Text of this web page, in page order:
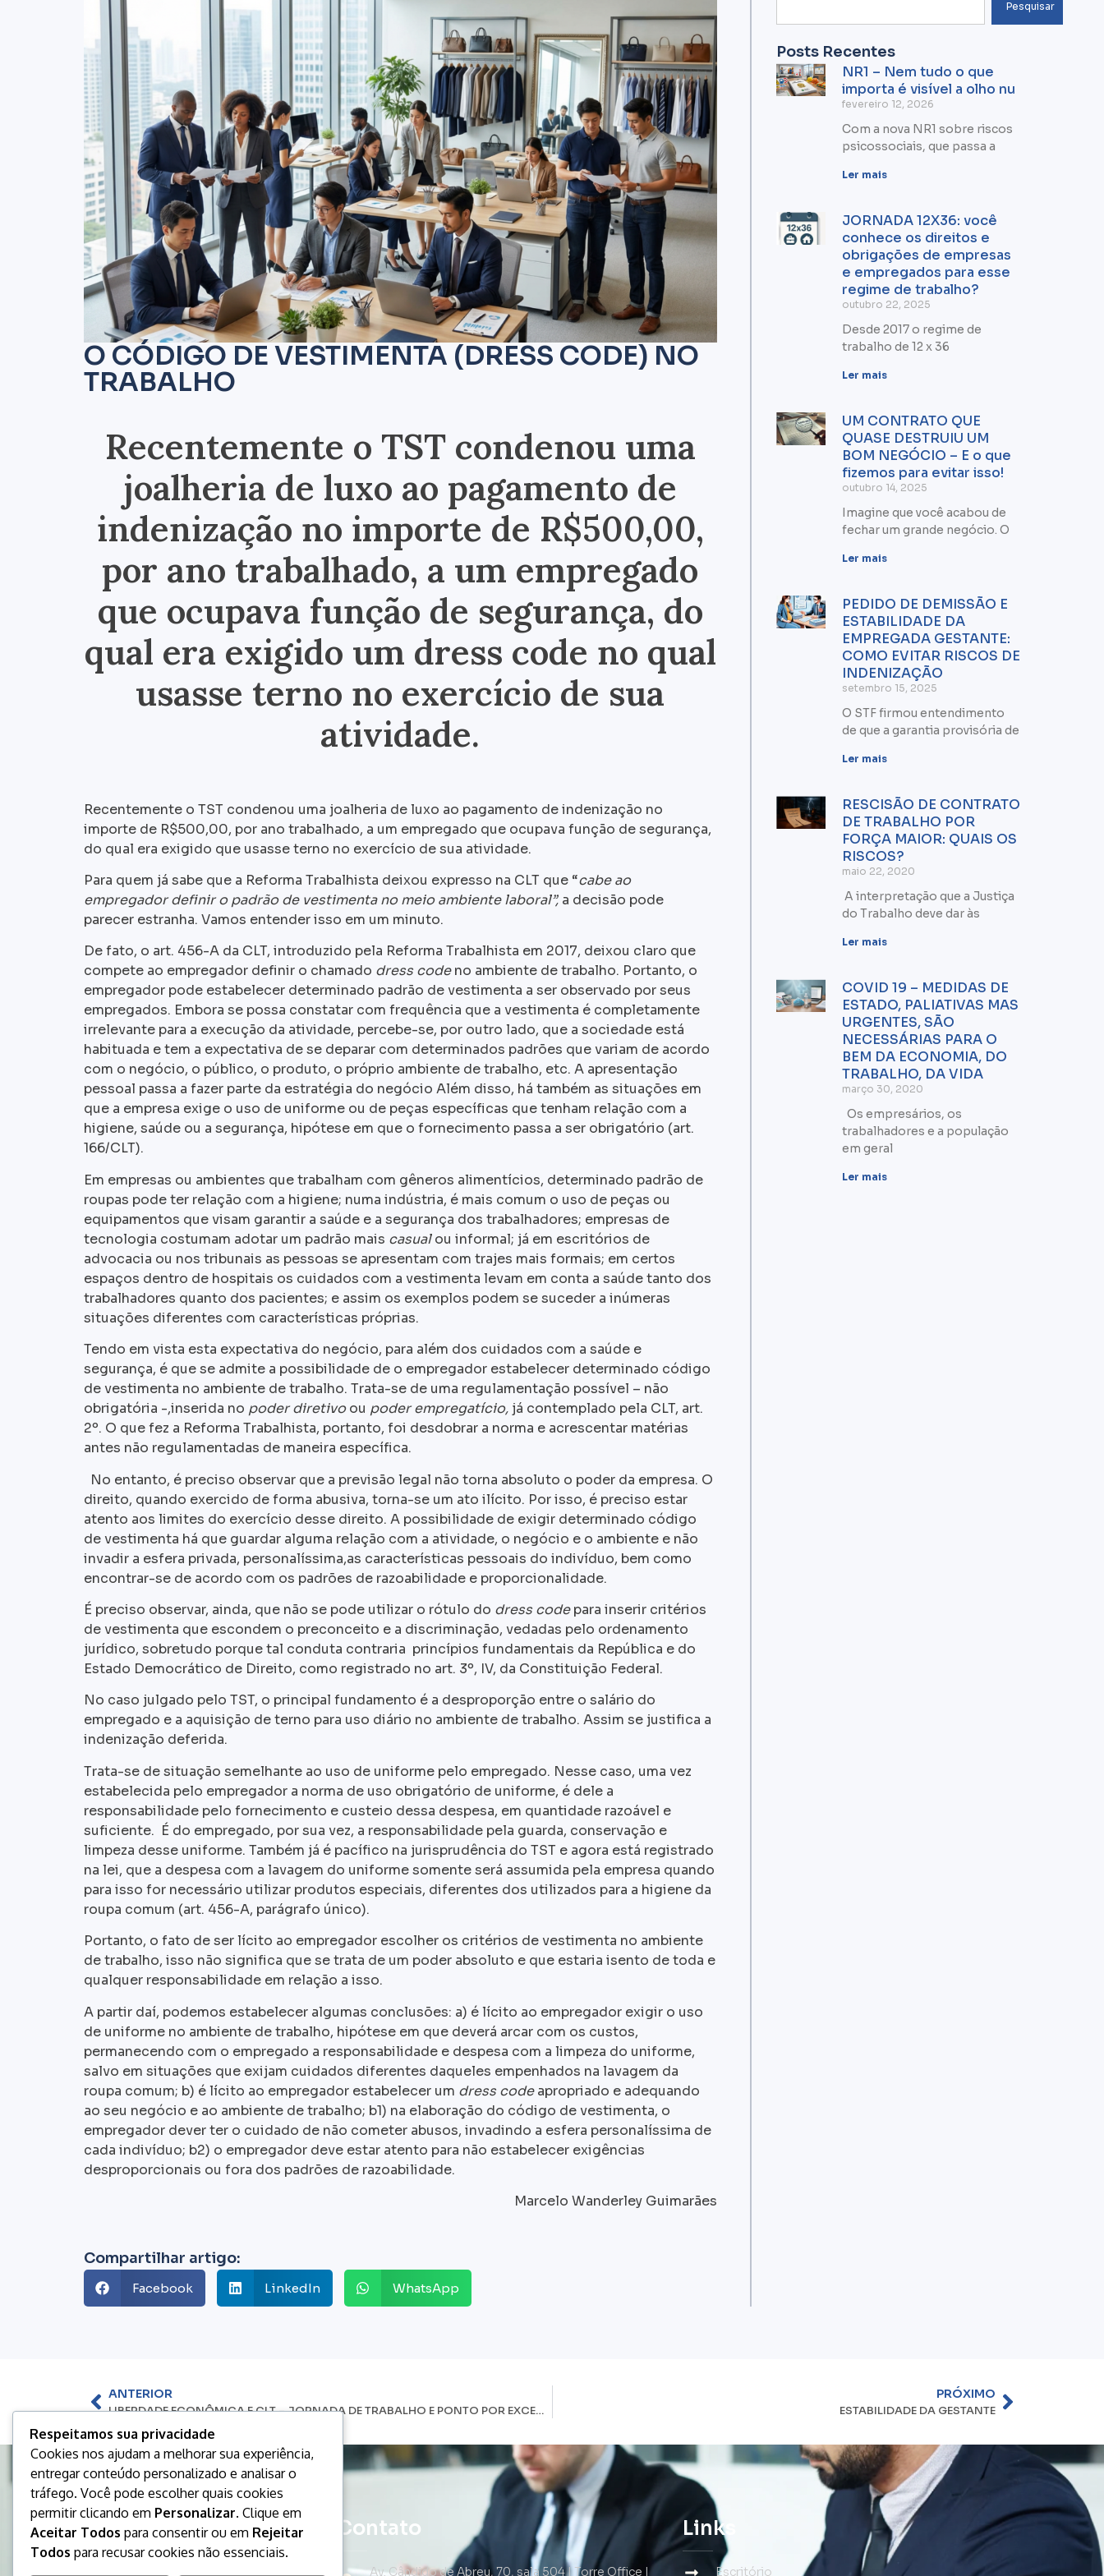
O CÓDIGO DE VESTIMENTA (DRESS CODE) NO
TRABALHO
Recentemente o TST condenou uma
joalheria de luxo ao pagamento de
indenização no importe de R$500,00,
por ano trabalhado, a um empregado
que ocupava função de segurança, do
qual era exigido um dress code no qual
usasse terno no exercício de sua
atividade.
Recentemente o TST condenou uma joalheria de luxo ao pagamento de indenização no
importe de R$500,00, por ano trabalhado, a um empregado que ocupava função de segurança,
do qual era exigido que usasse terno no exercício de sua atividade.
Para quem já sabe que a Reforma Trabalhista deixou expresso na CLT que “cabe ao
empregador definir o padrão de vestimenta no meio ambiente laboral”, a decisão pode
parecer estranha. Vamos entender isso em um minuto.
De fato, o art. 456-A da CLT, introduzido pela Reforma Trabalhista em 2017, deixou claro que
compete ao empregador definir o chamado dress codeno ambiente de trabalho. Portanto, o
empregador pode estabelecer determinado padrão de vestimenta a ser observado por seus
empregados. Embora se possa constatar com frequência que a vestimenta é completamente
irrelevante para a execução da atividade, percebe-se, por outro lado, que a sociedade está
habituada e tem a expectativa de se deparar com determinados padrões que variam de acordo
com o negócio, o público, o produto, o próprio ambiente de trabalho, etc. A apresentação
pessoal passa a fazer parte da estratégia do negócio Além disso, há também as situações em
que a empresa exige o uso de uniforme ou de peças específicas que tenham relação com a
higiene, saúde ou a segurança, hipótese em que o fornecimento passa a ser obrigatório (art.
166/CLT).
Em empresas ou ambientes que trabalham com gêneros alimentícios, determinado padrão de
roupas pode ter relação com a higiene; numa indústria, é mais comum o uso de peças ou
equipamentos que visam garantir a saúde e a segurança dos trabalhadores; empresas de
tecnologia costumam adotar um padrão mais casualou informal; já em escritórios de
advocacia ou nos tribunais as pessoas se apresentam com trajes mais formais; em certos
espaços dentro de hospitais os cuidados com a vestimenta levam em conta a saúde tanto dos
trabalhadores quanto dos pacientes; e assim os exemplos podem se suceder a inúmeras
situações diferentes com características próprias.
Tendo em vista esta expectativa do negócio, para além dos cuidados com a saúde e
segurança, é que se admite a possibilidade de o empregador estabelecer determinado código
de vestimenta no ambiente de trabalho. Trata-se de uma regulamentação possível – não
obrigatória -,inserida no poder diretivoou poder empregatício, já contemplado pela CLT, art.
2º. O que fez a Reforma Trabalhista, portanto, foi desdobrar a norma e acrescentar matérias
antes não regulamentadas de maneira específica.
No entanto, é preciso observar que a previsão legal não torna absoluto o poder da empresa. O
direito, quando exercido de forma abusiva, torna-se um ato ilícito. Por isso, é preciso estar
atento aos limites do exercício desse direito. A possibilidade de exigir determinado código
de vestimenta há que guardar alguma relação com a atividade, o negócio e o ambiente e não
invadir a esfera privada, personalíssima,as características pessoais do indivíduo, bem como
encontrar-se de acordo com os padrões de razoabilidade e proporcionalidade.
É preciso observar, ainda, que não se pode utilizar o rótulo do dress codepara inserir critérios
de vestimenta que escondem o preconceito e a discriminação, vedadas pelo ordenamento
jurídico, sobretudo porque tal conduta contraria princípios fundamentais da República e do
Estado Democrático de Direito, como registrado no art. 3º, IV, da Constituição Federal.
No caso julgado pelo TST, o principal fundamento é a desproporção entre o salário do
empregado e a aquisição de terno para uso diário no ambiente de trabalho. Assim se justifica a
indenização deferida.
Trata-se de situação semelhante ao uso de uniforme pelo empregado. Nesse caso, uma vez
estabelecida pelo empregador a norma de uso obrigatório de uniforme, é dele a
responsabilidade pelo fornecimento e custeio dessa despesa, em quantidade razoável e
suficiente. É do empregado, por sua vez, a responsabilidade pela guarda, conservação e
limpeza desse uniforme. Também já é pacífico na jurisprudência do TST e agora está registrado
na lei, que a despesa com a lavagem do uniforme somente será assumida pela empresa quando
para isso for necessário utilizar produtos especiais, diferentes dos utilizados para a higiene da
roupa comum (art. 456-A, parágrafo único).
Portanto, o fato de ser lícito ao empregador escolher os critérios de vestimenta no ambiente
de trabalho, isso não significa que se trata de um poder absoluto e que estaria isento de toda e
qualquer responsabilidade em relação a isso.
A partir daí, podemos estabelecer algumas conclusões: a) é lícito ao empregador exigir o uso
de uniforme no ambiente de trabalho, hipótese em que deverá arcar com os custos,
permanecendo com o empregado a responsabilidade e despesa com a limpeza do uniforme,
salvo em situações que exijam cuidados diferentes daqueles empenhados na lavagem da
roupa comum; b) é lícito ao empregador estabelecer um dress codeapropriado e adequando
ao seu negócio e ao ambiente de trabalho; b1) na elaboração do código de vestimenta, o
empregador dever ter o cuidado de não cometer abusos, invadindo a esfera personalíssima de
cada indivíduo; b2) o empregador deve estar atento para não estabelecer exigências
desproporcionais ou fora dos padrões de razoabilidade.
Marcelo Wanderley Guimarães
Compartilhar artigo:
Facebook LinkedIn WhatsApp
Pesquisar
Posts Recentes
NR1 – Nem tudo o que
importa é visível a olho nu
fevereiro 12, 2026
Com a nova NR1 sobre riscos
psicossociais, que passa a
Ler mais
JORNADA 12X36: você
conhece os direitos e
obrigações de empresas
e empregados para esse
regime de trabalho?
outubro 22, 2025
Desde 2017 o regime de
trabalho de 12 x 36
Ler mais
UM CONTRATO QUE
QUASE DESTRUIU UM
BOM NEGÓCIO – E o que
fizemos para evitar isso!
outubro 14, 2025
Imagine que você acabou de
fechar um grande negócio. O
Ler mais
PEDIDO DE DEMISSÃO E
ESTABILIDADE DA
EMPREGADA GESTANTE:
COMO EVITAR RISCOS DE
INDENIZAÇÃO
setembro 15, 2025
O STF firmou entendimento
de que a garantia provisória de
Ler mais
RESCISÃO DE CONTRATO
DE TRABALHO POR
FORÇA MAIOR: QUAIS OS
RISCOS?
maio 22, 2020
A interpretação que a Justiça
do Trabalho deve dar às
Ler mais
COVID 19 – MEDIDAS DE
ESTADO, PALIATIVAS MAS
URGENTES, SÃO
NECESSÁRIAS PARA O
BEM DA ECONOMIA, DO
TRABALHO, DA VIDA
março 30, 2020
Os empresários, os
trabalhadores e a população
em geral
Ler mais
ANTERIOR
LIBERDADE ECONÔMICA E CLT – JORNADA DE TRABALHO E PONTO POR EXCEÇÃO
PRÓXIMO
ESTABILIDADE DA GESTANTE
Contato
Av. Cândido de Abreu, 70, sala 504 | Torre Office |
Links
Escritório
Respeitamos sua privacidade
Cookies nos ajudam a melhorar sua experiência,
entregar conteúdo personalizado e analisar o
tráfego. Você pode escolher quais cookies
permitir clicando em Personalizar. Clique em
Aceitar Todos para consentir ou em Rejeitar
Todos para recusar cookies não essenciais.